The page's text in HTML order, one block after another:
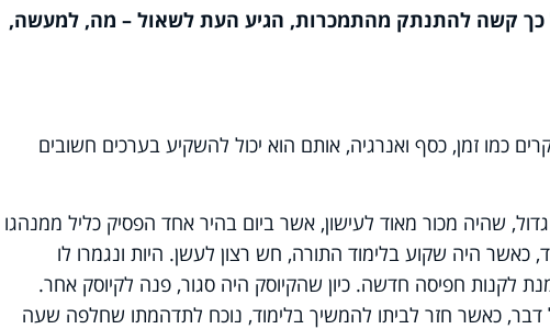
כך קשה להתנתק מהתמכרות, הגיע העת לשאול – מה, למעשה,
כמו זמן, כסף ואנרגיה, אותם הוא יכול להשקיע בערכים חשובים
שהיה מכור מאוד לעישון, אשר ביום בהיר אחד הפסיק כליל ממנהגו
היה שקוע בלימוד התורה, חש רצון לעשן. היות ונגמרו לו
לקנות חפיסה חדשה. כיון שהקיוסק היה סגור, פנה לקיוסק אחר.
דבר, כאשר חזר לביתו להמשיך בלימוד, נוכח לתדהמתו שחלפה שעה